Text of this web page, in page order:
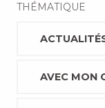
THÉMATIQUE
AVEC MON